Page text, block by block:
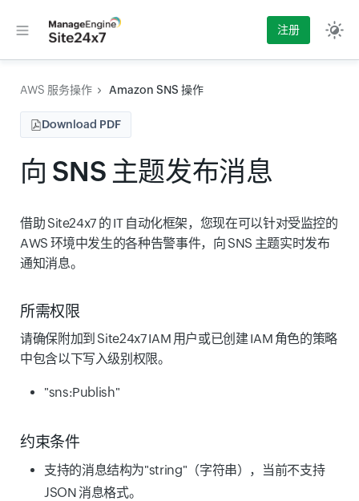
注册
AWS 服务操作 Amazon SNS 操作
Download PDF
向 SNS 主题发布消息
借助 Site24x7 的 IT 自动化框架，您现在可以针对受监控的
AWS 环境中发生的各种告警事件，向 SNS 主题实时发布
通知消息。
所需权限
请确保附加到 Site24x7 IAM 用户或已创建 IAM 角色的策略
中包含以下写入级别权限。
"sns:Publish"
约束条件
支持的消息结构为"string"（字符串），当前不支持
JSON 消息格式。